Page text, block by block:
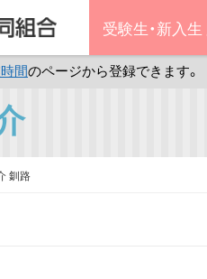
受験生・新入生
間のページから登録できます。
釧路